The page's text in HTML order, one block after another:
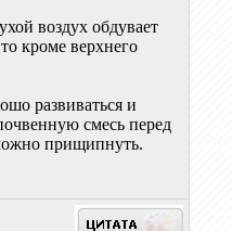
воздух обдувает
кроме верхнего
развиваться и
смесь перед
прищипнуть.